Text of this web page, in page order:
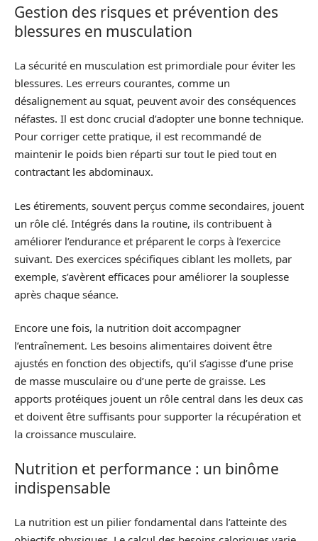
Gestion des risques et prévention des
blessures en musculation
La sécurité en musculation est primordiale pour éviter les
blessures. Les erreurs courantes, comme un
désalignement au squat, peuvent avoir des conséquences
néfastes. Il est donc crucial d’adopter une bonne technique.
Pour corriger cette pratique, il est recommandé de
maintenir le poids bien réparti sur tout le pied tout en
contractant les abdominaux.
Les étirements, souvent perçus comme secondaires, jouent
un rôle clé. Intégrés dans la routine, ils contribuent à
améliorer l’endurance et préparent le corps à l’exercice
suivant. Des exercices spécifiques ciblant les mollets, par
exemple, s’avèrent efficaces pour améliorer la souplesse
après chaque séance.
Encore une fois, la nutrition doit accompagner
l’entraînement. Les besoins alimentaires doivent être
ajustés en fonction des objectifs, qu’il s’agisse d’une prise
de masse musculaire ou d’une perte de graisse. Les
apports protéiques jouent un rôle central dans les deux cas
et doivent être suffisants pour supporter la récupération et
la croissance musculaire.
Nutrition et performance : un binôme
indispensable
La nutrition est un pilier fondamental dans l’atteinte des